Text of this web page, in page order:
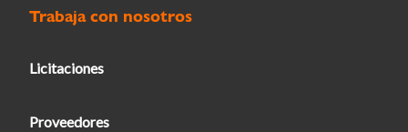
Trabaja con nosotros
Licitaciones
Proveedores